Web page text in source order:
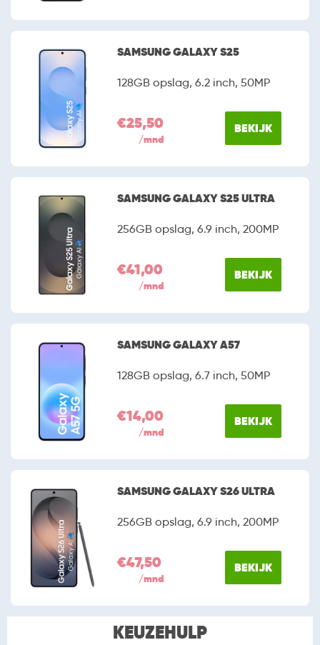
SAMSUNG GALAXY S25
128GB opslag, 6.2 inch, 50MP
€25,50
/mnd
BEKIJK
SAMSUNG GALAXY S25 ULTRA
256GB opslag, 6.9 inch, 200MP
€41,00
/mnd
BEKIJK
SAMSUNG GALAXY A57
128GB opslag, 6.7 inch, 50MP
€14,00
/mnd
BEKIJK
SAMSUNG GALAXY S26 ULTRA
256GB opslag, 6.9 inch, 200MP
€47,50
/mnd
BEKIJK
KEUZEHULP